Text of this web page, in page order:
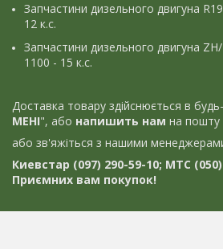
Запчастини дизельного двигуна
12 к.с.
Запчастини дизельного двигуна
1100 - 15 к.с.
Доставка товару здійснюється в
МЕНІ", або напишить нам на пошту
або зв'яжіться з нашими
Киевстар (097) 290-59-10; МТС
Приємних вам покупок!